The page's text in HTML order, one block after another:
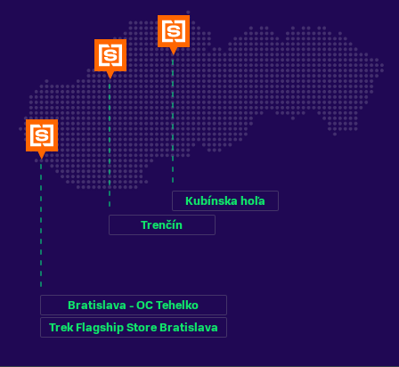
Bratislava - OC Tehelko
Trek Flagship Store Bratislava
Trenčín
Kubínska hoľa